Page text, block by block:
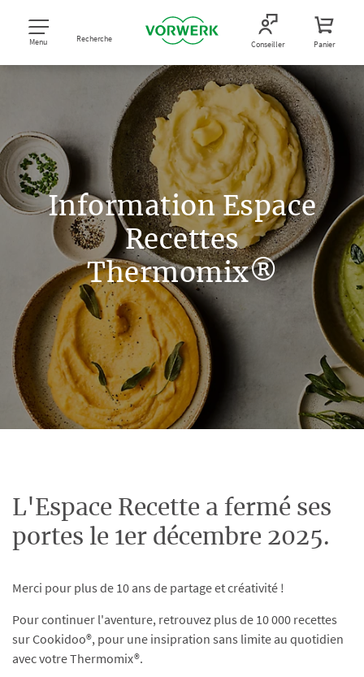
Menu Recherche Conseiller Panier
Information Espace
Recettes
Thermomix®
L'Espace Recette a fermé ses
portes le 1er décembre 2025.
Merci pour plus de 10 ans de partage et créativité !
Pour continuer l'aventure, retrouvez plus de 10 000 recettes
sur Cookidoo®, pour une insipration sans limite au quotidien
avec votre Thermomix®.